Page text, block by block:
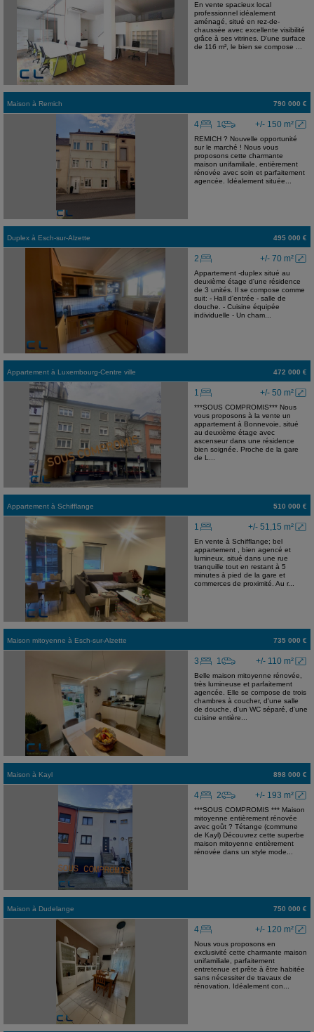
En vente spacieux local
professionnel idéalement
aménagé, situé en rez-de-
chaussée avec excellente visibilité
grâce à ses vitrines. D'une surface
de 116 m², le bien se compose ...
Maison à Remich 790 000 €
+/- 150 m²
4 1
REMICH ? Nouvelle opportunité
sur le marché ! Nous vous
proposons cette charmante
maison unifamiliale, entièrement
rénovée avec soin et parfaitement
agencée. Idéalement située...
Duplex à Esch-sur-Alzette 495 000 €
+/- 70 m²
2
Appartement -duplex situé au
deuxième étage d'une résidence
de 3 unités. Il se compose comme
suit: - Hall d'entrée - salle de
douche. - Cuisine équipée
individuelle - Un cham...
Appartement à Luxembourg-Centre ville 472 000 €
+/- 50 m²
1
***SOUS COMPROMIS*** Nous
vous proposons à la vente un
appartement à Bonnevoie, situé
au deuxième étage avec
ascenseur dans une résidence
bien soignée. Proche de la gare
de L...
Appartement à Schifflange 510 000 €
+/- 51,15 m²
1
En vente à Schifflange; bel
appartement , bien agencé et
lumineux, situé dans une rue
tranquille tout en restant à 5
minutes à pied de la gare et
commerces de proximité. Au r...
Maison mitoyenne à Esch-sur-Alzette 735 000 €
+/- 110 m²
3 1
Belle maison mitoyenne rénovée,
très lumineuse et parfaitement
agencée. Elle se compose de trois
chambres à coucher, d'une salle
de douche, d'un WC séparé, d'une
cuisine entière...
Maison à Kayl 898 000 €
+/- 193 m²
4 2
***SOUS COMPROMIS *** Maison
mitoyenne entièrement rénovée
avec goût ? Tétange (commune
de Kayl) Découvrez cette superbe
maison mitoyenne entièrement
rénovée dans un style mode...
Maison à Dudelange 750 000 €
+/- 120 m²
4
Nous vous proposons en
exclusivité cette charmante maison
unifamiliale, parfaitement
entretenue et prête à être habitée
sans nécessiter de travaux de
rénovation. Idéalement con...